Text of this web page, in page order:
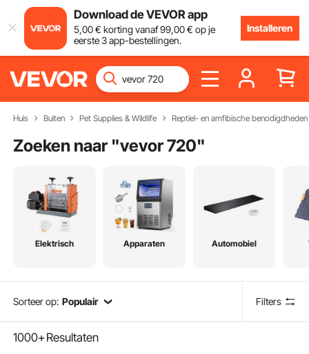
Download de VEVOR app
5,00€ korting vanaf99,00€ op je
eerste 3 app-bestellingen.
Installeren
Huis Buiten Pet Supplies & Wildlife Reptiel- en amfibische benodigdheden
Zoeken naar "vevor 720"
Elektrisch Apparaten Automobiel
Sorteer op: Populair Filters
1000+Resultaten